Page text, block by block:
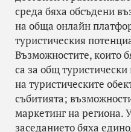
среда бяха обсъдени
на обща онлайн
туристическия
Възможностите, които
са за общ
на туристическите
събитията;
маркетинг на региона.
заседанието бяха